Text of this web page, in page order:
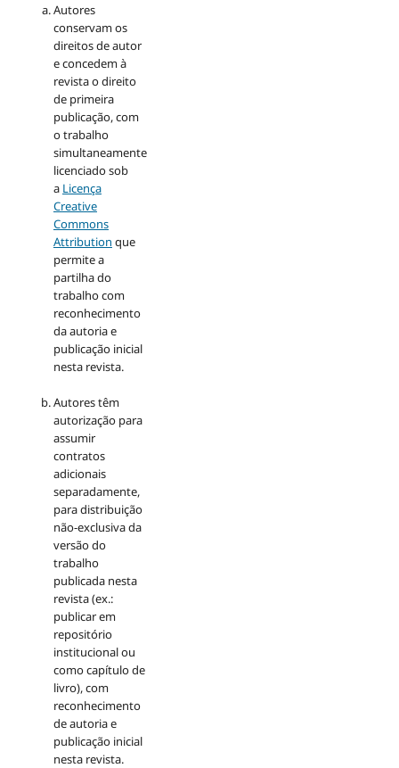
Autores
conservam os
direitos de autor
e concedem à
revista o direito
de primeira
publicação, com
o trabalho
simultaneamente
licenciado sob
a Licença
Creative
Commons
Attribution que
permite a
partilha do
trabalho com
reconhecimento
da autoria e
publicação inicial
nesta revista.
Autores têm
autorização para
assumir
contratos
adicionais
separadamente,
para distribuição
não-exclusiva da
versão do
trabalho
publicada nesta
revista (ex.:
publicar em
repositório
institucional ou
como capítulo de
livro), com
reconhecimento
de autoria e
publicação inicial
nesta revista.